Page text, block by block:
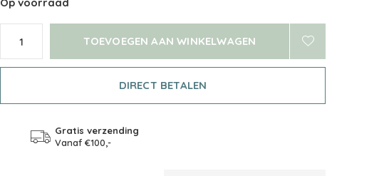
TOEVOEGEN AAN WINKELWAGEN
DIRECT BETALEN
Gratis verzending
Vanaf €100,-